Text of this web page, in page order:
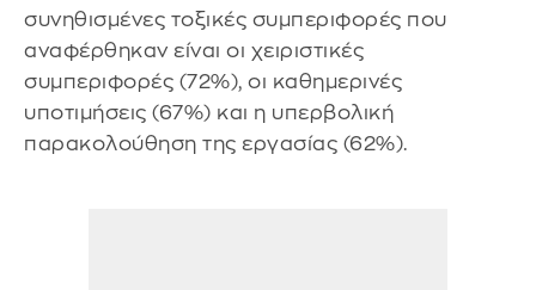
συνηθισμένες τοξικές συμπεριφορές που
αναφέρθηκαν είναι οι χειριστικές
συμπεριφορές (72%), οι καθημερινές
υποτιμήσεις (67%) και η υπερβολική
παρακολούθηση της εργασίας (62%).